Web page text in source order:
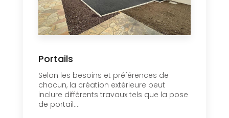
Portails
Selon les besoins et préférences de
chacun, la création extérieure peut
inclure différents travaux tels que la pose
de portail....